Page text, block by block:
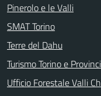
Pinerolo e le Valli
SMAT Torino
Terre del Dahu
Turismo Torino e
Ufficio Forestale Valli